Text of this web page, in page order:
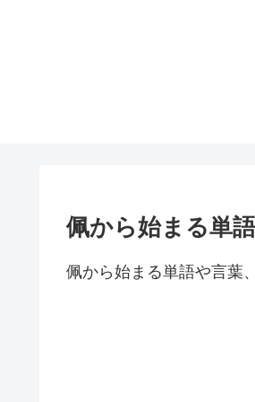
佩から始まる単語
佩から始まる単語や言葉